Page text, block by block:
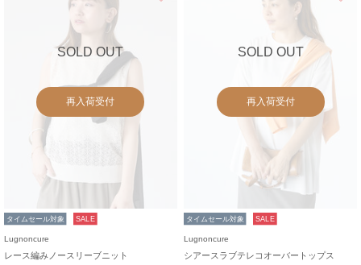
SOLD OUT
再入荷受付
タイムセール対象 SALE
Lugnoncure
レース編みノースリーブニット
SOLD OUT
再入荷受付
タイムセール対象 SALE
Lugnoncure
シアースラブテレコオーバートップス